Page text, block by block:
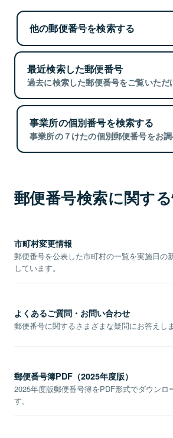
他の郵便番号を検索する
最近検索した郵便番号
過去に検索した郵便番号をご覧いただ
事業所の個別番号を検索する
事業所の７けたの個別郵便番号をお調
郵便番号検索に関す
市町村変更情報
郵便番号を公表した市町村の一覧を実施日の
しています。
よくあるご質問・お問い合わせ
郵便番号に関するさまざまな疑問にお答えしま
郵便番号簿PDF（2025年度版）
2025年度版郵便番号簿をPDF形式でダウンロ
す。